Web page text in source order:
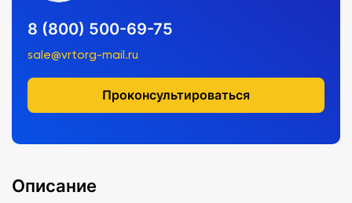
8 (800) 500-69-75
sale@vrtorg-mail.ru
Проконсультироваться
Описание